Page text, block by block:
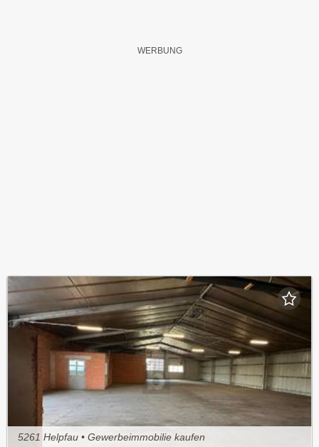
5261 Helpfau • Gewerbeimmobilie kaufen